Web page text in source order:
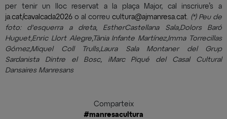
per tenir un lloc reservat a la plaça Major, cal inscriure’s a
ja.cat/cavalcada2026 o al correu cultura@ajmanresa.cat. (*) Peu de
foto: d'esquerra a dreta, EstherCastellana Sala,Dolors Baró
Huguet,Enric Llort Alegre,Tània Infante Martínez,Imma Torrecillas
Gómez,Miquel Coll Trulls,Laura Sala Montaner del Grup
Sardanista Dintre el Bosc, iMarc Piqué del Casal Cultural
Dansaires Manresans
Comparteix
#manresacultura